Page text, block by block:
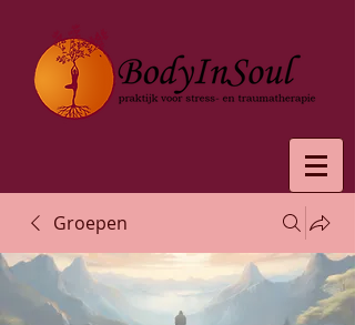
Groepen